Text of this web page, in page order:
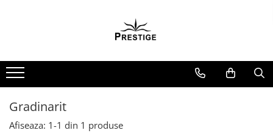
Noutati
Promotii
Spiritualitate - Ezoterism
AngelConnection
Gradinarit
Afiseaza: 1-1 din 1 produse